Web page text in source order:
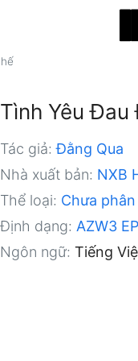
Tình Yêu Đau
Tác giả: Đằng Qua
Nhà xuất bản: NXB
Thể loại: Chưa
Định dạng: AZW3
Ngôn ngữ: Tiếng